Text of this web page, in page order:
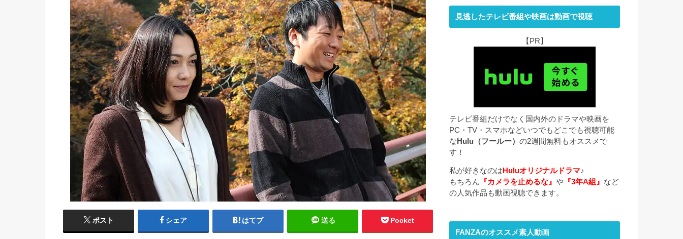
ポスト シェア はてブ 送る Pocket
見逃したテレビ番組や映画は動画で視聴
【PR】
テレビ番組だけでなく国内外のドラマや映画を
PC・TV・スマホなどいつでもどこでも視聴可能
なHulu（フールー） の2週間無料もオススメで
す！
私が好きなのは Huluオリジナルドラマ♪
もちろん 『カメラを止めるな』 や 『3年A組』 など
の人気作品も動画視聴できます。
FANZAのオススメ素人動画